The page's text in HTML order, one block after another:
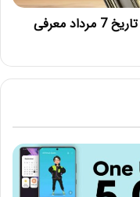
گوشی‌های سری هواوی پی P50 در تاریخ 7 مرداد معرفی